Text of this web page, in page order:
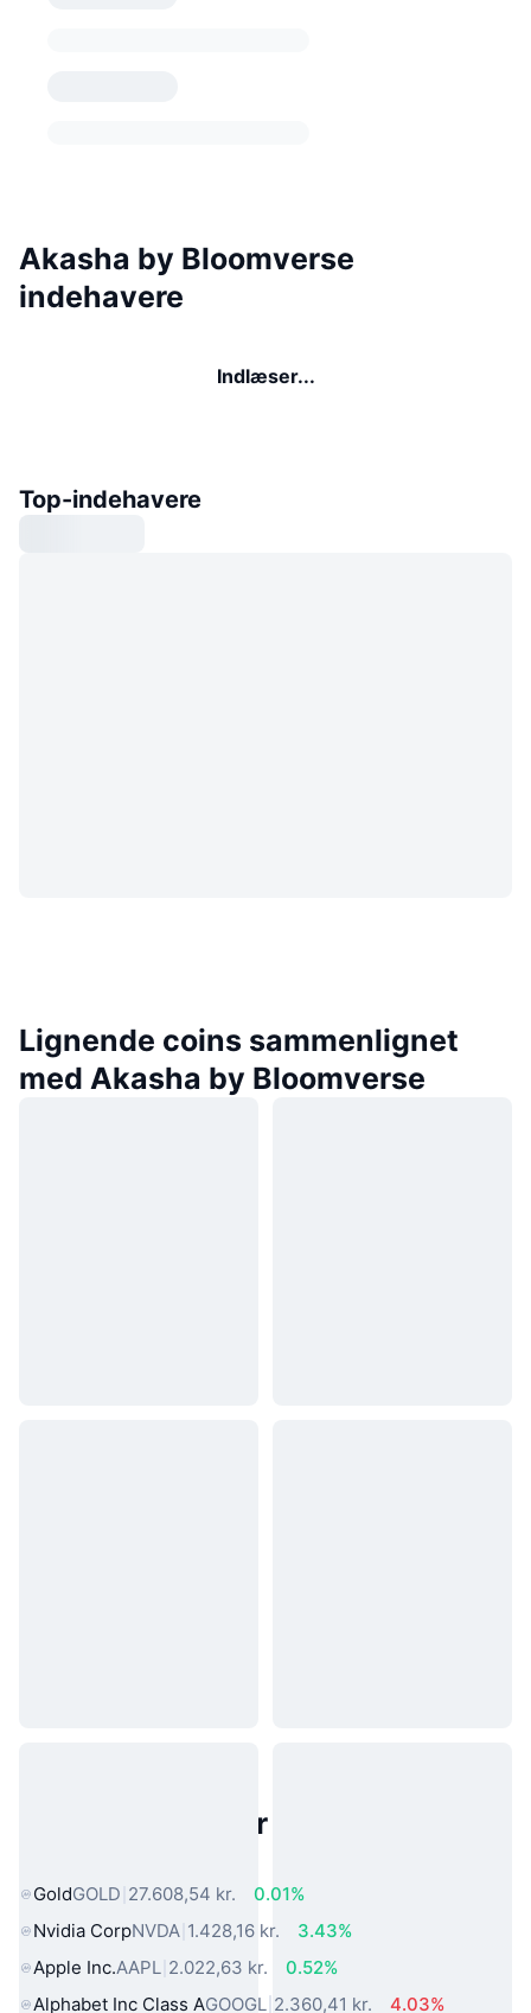
Akasha by Bloomverse
indehavere
Indlæser...
Top-indehavere
Lignende coins sammenlignet
med Akasha by Bloomverse
Populære aktiver fra den virkelige
GoldGOLD 27.608,54 kr.
0.01%
Nvidia CorpNVDA 1.428,16 kr.
3.43%
Apple Inc.AAPL 2.022,63 kr.
0.52%
Alphabet Inc Class AGOOGL 2.360,41 kr. 4.03%